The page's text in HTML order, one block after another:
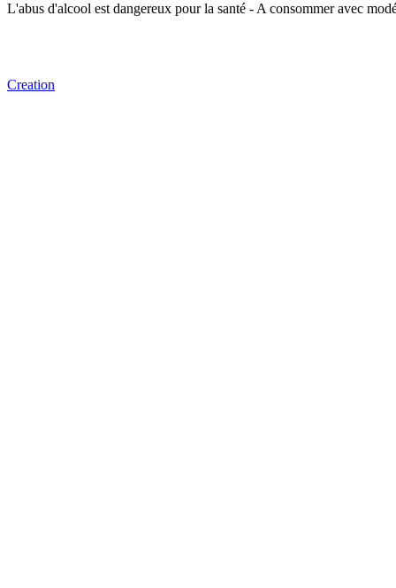
L'abus d'alcool est dangereux pour la santé - A consommer avec
Creation